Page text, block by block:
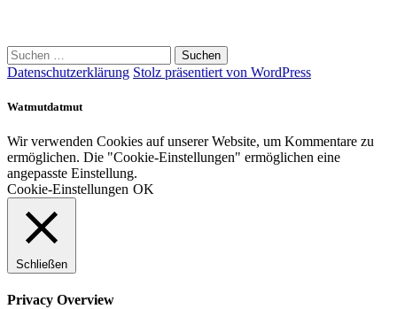
Suchen
nach:
Datenschutzerklärung Stolz präsentiert von WordPress
Watmutdatmut
Wir verwenden Cookies auf unserer Website, um Kommentare zu
ermöglichen. Die "Cookie-Einstellungen" ermöglichen eine
angepasste Einstellung.
Cookie-Einstellungen OK
Schließen
Privacy Overview